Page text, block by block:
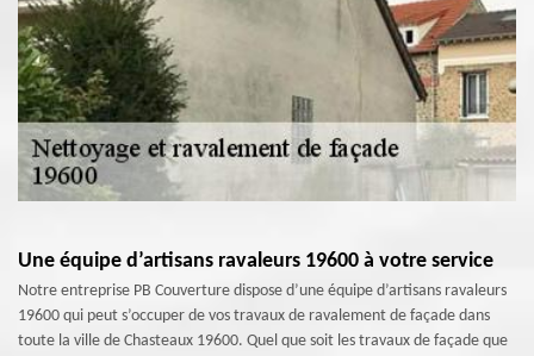
Une équipe d’artisans ravaleurs 19600 à votre service
Notre entreprise PB Couverture dispose d’une équipe d’artisans ravaleurs
19600 qui peut s’occuper de vos travaux de ravalement de façade dans
toute la ville de Chasteaux 19600. Quel que soit les travaux de façade que